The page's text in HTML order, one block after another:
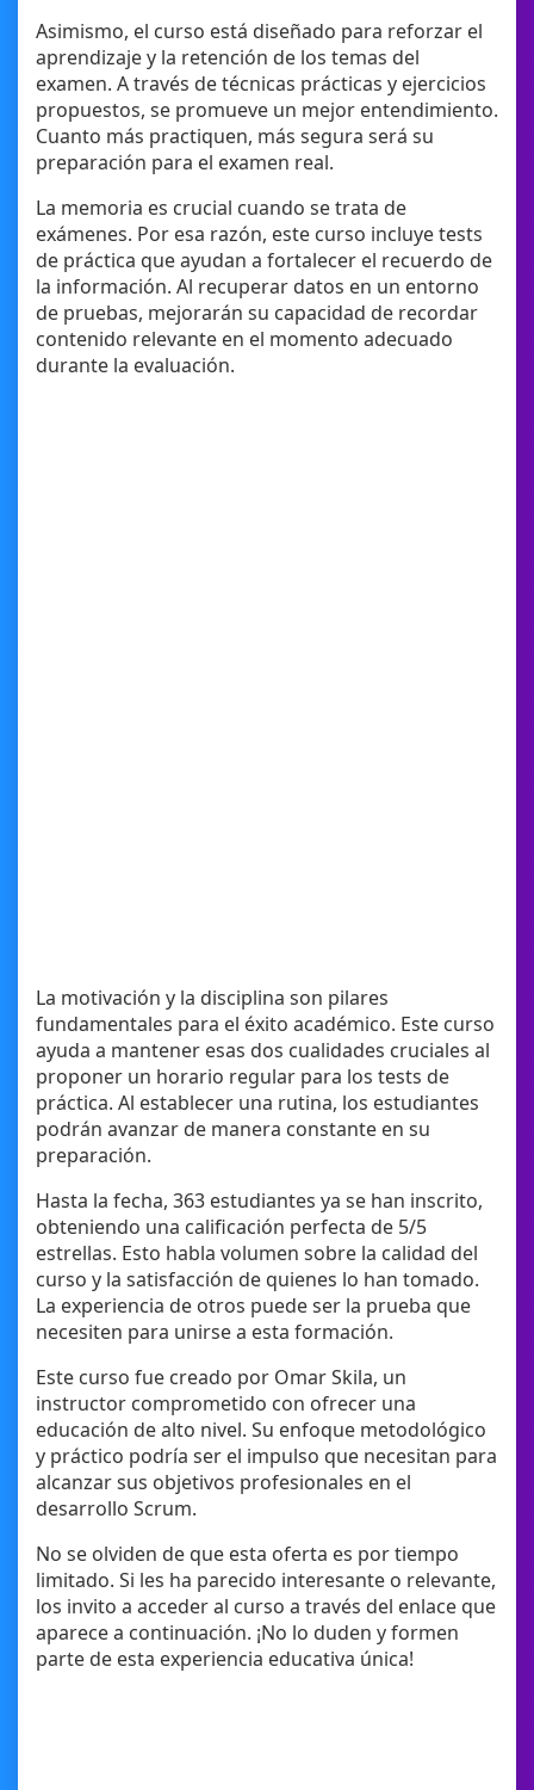
Asimismo, el curso está diseñado para reforzar el
aprendizaje y la retención de los temas del
examen. A través de técnicas prácticas y ejercicios
propuestos, se promueve un mejor entendimiento.
Cuanto más practiquen, más segura será su
preparación para el examen real.
La memoria es crucial cuando se trata de
exámenes. Por esa razón, este curso incluye tests
de práctica que ayudan a fortalecer el recuerdo de
la información. Al recuperar datos en un entorno
de pruebas, mejorarán su capacidad de recordar
contenido relevante en el momento adecuado
durante la evaluación.
La motivación y la disciplina son pilares
fundamentales para el éxito académico. Este curso
ayuda a mantener esas dos cualidades cruciales al
proponer un horario regular para los tests de
práctica. Al establecer una rutina, los estudiantes
podrán avanzar de manera constante en su
preparación.
Hasta la fecha, 363 estudiantes ya se han inscrito,
obteniendo una calificación perfecta de 5/5
estrellas. Esto habla volumen sobre la calidad del
curso y la satisfacción de quienes lo han tomado.
La experiencia de otros puede ser la prueba que
necesiten para unirse a esta formación.
Este curso fue creado por Omar Skila, un
instructor comprometido con ofrecer una
educación de alto nivel. Su enfoque metodológico
y práctico podría ser el impulso que necesitan para
alcanzar sus objetivos profesionales en el
desarrollo Scrum.
No se olviden de que esta oferta es por tiempo
limitado. Si les ha parecido interesante o relevante,
los invito a acceder al curso a través del enlace que
aparece a continuación. ¡No lo duden y formen
parte de esta experiencia educativa única!